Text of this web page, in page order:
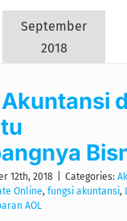
September
2018
12th, 2018 Categories:
Online, fungsi akuntansi,
AOL